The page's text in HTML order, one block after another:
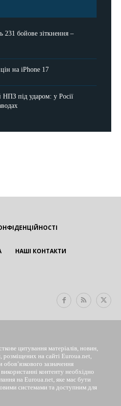
231 бойове зіткнення –
на iPhone 17
НПЗ під ударом: у Росії
НАШІ КОНТАКТИ
цитування матеріалів, новин,
розміщених на сайті Euroua.net,
зазначення
контенту необхідно
на Euroua.net, яке має бути
системами та доступним для